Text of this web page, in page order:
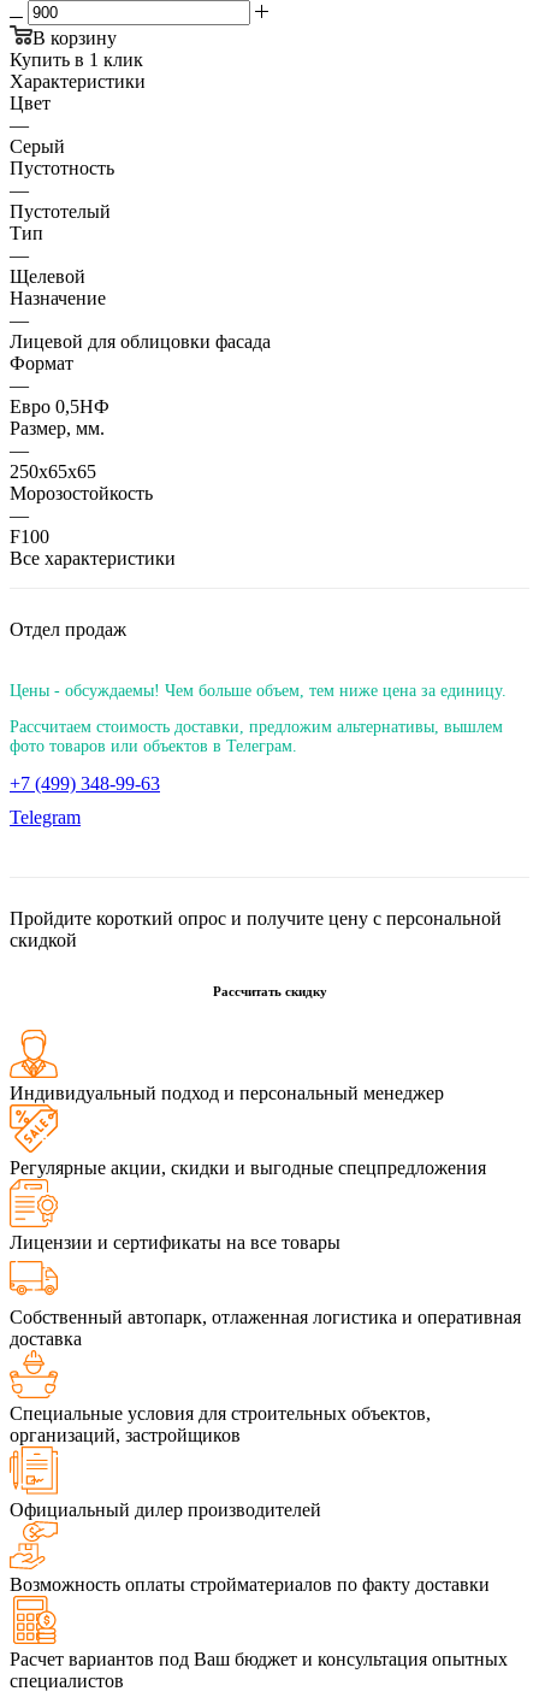
В корзину
Купить в 1 клик
Характеристики
Цвет
—
Серый
Пустотность
—
Пустотелый
Тип
—
Щелевой
Назначение
—
Лицевой для облицовки фасада
Формат
—
Евро 0,5НФ
Размер, мм.
—
250х65х65
Морозостойкость
—
F100
Все характеристики
Отдел продаж
Цены - обсуждаемы! Чем больше объем, тем ниже цена за единицу.
Рассчитаем стоимость доставки, предложим альтернативы, вышлем
фото товаров или объектов в Телеграм.
+7 (499) 348-99-63
Telegram
Пройдите короткий опрос и получите цену с персональной
скидкой
Рассчитать скидку
Индивидуальный подход и персональный менеджер
Регулярные акции, скидки и выгодные спецпредложения
Лицензии и сертификаты на все товары
Собственный автопарк, отлаженная логистика и оперативная
доставка
Специальные условия для строительных объектов,
организаций, застройщиков
Официальный дилер производителей
Возможность оплаты стройматериалов по факту доставки
Расчет вариантов под Ваш бюджет и консультация опытных
специалистов